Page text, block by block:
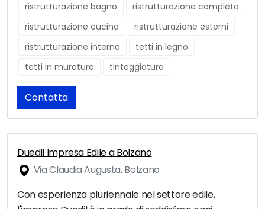
ristrutturazione bagno
ristrutturazione completa
ristrutturazione cucina
ristrutturazione esterni
ristrutturazione interna
tetti in legno
tetti in muratura
tinteggiatura
Contatta
Duedil Impresa Edile a Bolzano
Via Claudia Augusta, Bolzano
Con esperienza pluriennale nel settore edile,